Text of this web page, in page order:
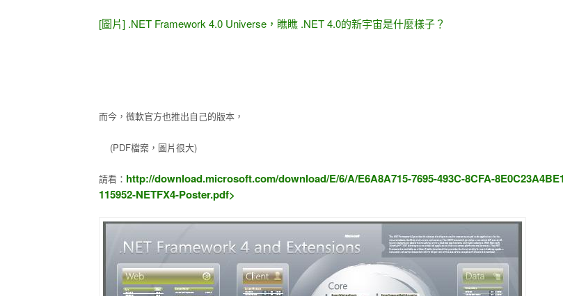
[圖片] .NET Framework 4.0 Universe，瞧瞧 .NET 4.0的新宇宙是什麼樣子？
而今，微軟官方也推出自己的版本，
(PDF檔案，圖片很大)
請看： http://download.microsoft.com/download/E/6/A/E6A8A715-7695-493C-8CFA-
115952-NETFX4-Poster.pdf>